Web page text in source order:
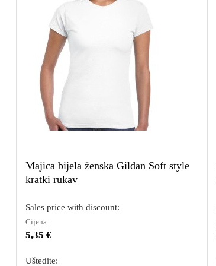
Majica bijela ženska Gildan Soft style
kratki rukav
Sales price with discount:
Cijena:
5,35 €
Uštedite: